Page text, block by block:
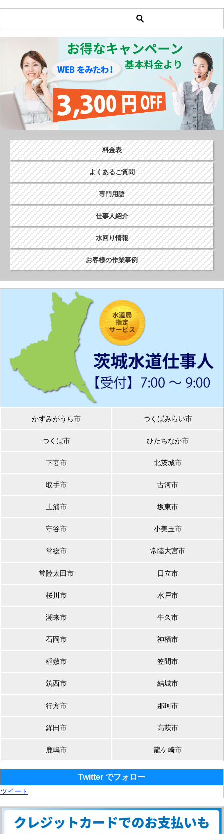
投
稿
ビ
ゲ
ー
シ
ョ
ン
料金表
よくあるご質問
専門用語
仕事人紹介
水回り情報
お客様の作業事例
かすみがうら市 つくばみらい市
つくば市 ひたちなか市
下妻市 北茨城市
取手市 古河市
土浦市 坂東市
守谷市 小美玉市
常総市 常陸大宮市
常陸太田市 日立市
桜川市 水戸市
潮来市 牛久市
石岡市 神栖市
稲敷市 笠間市
筑西市 結城市
行方市 那珂市
鉾田市 高萩市
鹿嶋市 龍ケ崎市
Twitter でフォロー
ツイート